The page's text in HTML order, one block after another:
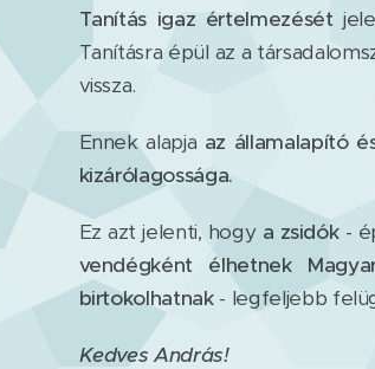
Tanítás igaz értelmezését
Tanításra épül az a
vissza.
Ennek alapja az államalapító
kizárólagossága.
Ez azt jelenti, hogy a zsidók-
vendégként élhetnek
birtokolhatnak - legfeljebb
Kedves András!